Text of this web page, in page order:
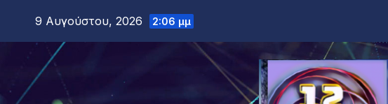
περιεχόμενο
9 Αυγούστου, 2026 2:06 μμ